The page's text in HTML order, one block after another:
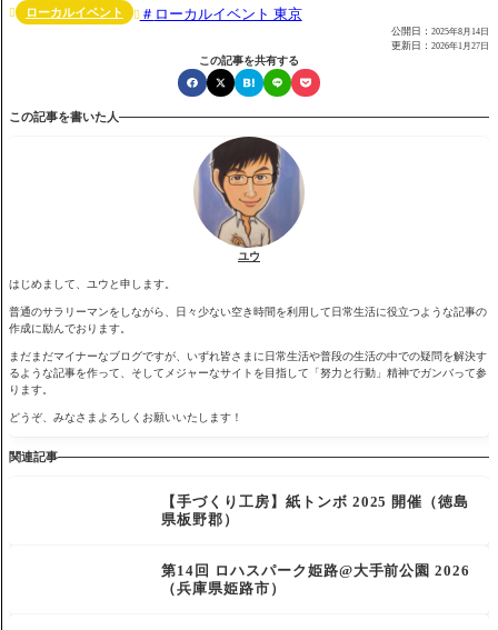
 ローカルイベント  ローカルイベント 東京
公開日： 2025年8月14日
更新日： 2026年1月27日
この記事を共有する
この記事を書いた人
ユウ
はじめまして、ユウと申します。
普通のサラリーマンをしながら、日々少ない空き時間を利用して日常生活に役立つような記事の
作成に励んでおります。
まだまだマイナーなブログですが、いずれ皆さまに日常生活や普段の生活の中での疑問を解決す
るような記事を作って、そしてメジャーなサイトを目指して「努力と行動」精神でガンバって参
ります。
どうぞ、みなさまよろしくお願いいたします！
関連記事
【手づくり工房】紙トンボ 2025 開催（徳島
県板野郡）
第14回 ロハスパーク姫路@大手前公園 2026
（兵庫県姫路市）